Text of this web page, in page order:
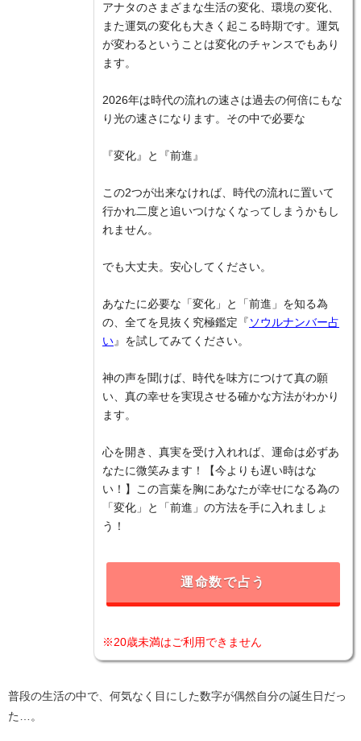
アナタのさまざまな生活の変化、環境の変化、
また運気の変化も大きく起こる時期です。運気
が変わるということは変化のチャンスでもあり
ます。
2026年は時代の流れの速さは過去の何倍にもな
り光の速さになります。その中で必要な
『変化』と『前進』
この2つが出来なければ、時代の流れに置いて
行かれ二度と追いつけなくなってしまうかもし
れません。
でも大丈夫。安心してください。
あなたに必要な「変化」と「前進」を知る為
の、全てを見抜く究極鑑定『 ソウルナンバー占
い 』を試してみてください。
神の声を聞けば、時代を味方につけて真の願
い、真の幸せを実現させる確かな方法がわかり
ます。
心を開き、真実を受け入れれば、運命は必ずあ
なたに微笑みます！【今よりも遅い時はな
い！】この言葉を胸にあなたが幸せになる為の
「変化」と「前進」の方法を手に入れましょ
う！
運命数で占う
※20歳未満はご利用できません
普段の生活の中で、何気なく目にした数字が偶然自分の誕生日だっ
た…。